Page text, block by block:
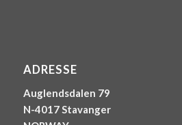
ADRESSE
Auglendsdalen 79
N-4017 Stavanger